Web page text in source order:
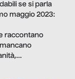
se si parla
maggio 2023:
raccontano